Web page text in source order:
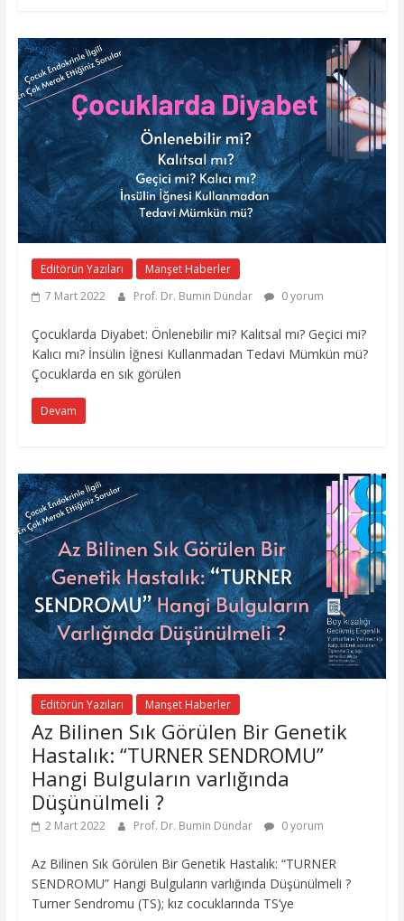
Editörün Yazıları
Manşet Haberler
7 Mart 2022
Prof. Dr. Bumin Dündar 0 yorum
Çocuklarda Diyabet: Önlenebilir mi? Kalıtsal mı? Geçici mi?
Kalıcı mı? İnsülin İğnesi Kullanmadan Tedavi Mümkün mü?
Çocuklarda en sık görülen
Devam
Editörün Yazıları Manşet Haberler
Az Bilinen Sık Görülen Bir Genetik
Hastalık: “TURNER SENDROMU”
Hangi Bulguların varlığında
Düşünülmeli ?
2 Mart 2022 Prof. Dr. Bumin Dündar 0 yorum
Az Bilinen Sık Görülen Bir Genetik Hastalık: “TURNER
SENDROMU” Hangi Bulguların varlığında Düşünülmeli ?
Turner Sendromu (TS); kız cocuklarında TS’ye